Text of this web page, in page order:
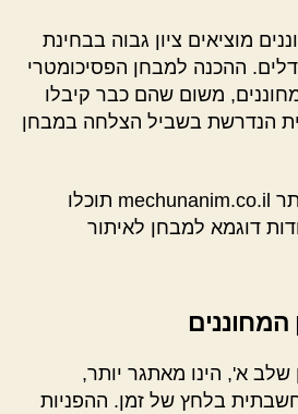
מוציאים ציון גבוה בבחינת
ההכנה למבחן הפסיכומטרי
משום שהם כבר קיבלו
הנדרשת בשביל הצלחה במבחן
הורים יקרים! כאן באתר mechunanim.co.il תוכלו
דוגמא למבחן לאיתור
א', הינו מאתגר יותר,
בלחץ של זמן. ההפניות